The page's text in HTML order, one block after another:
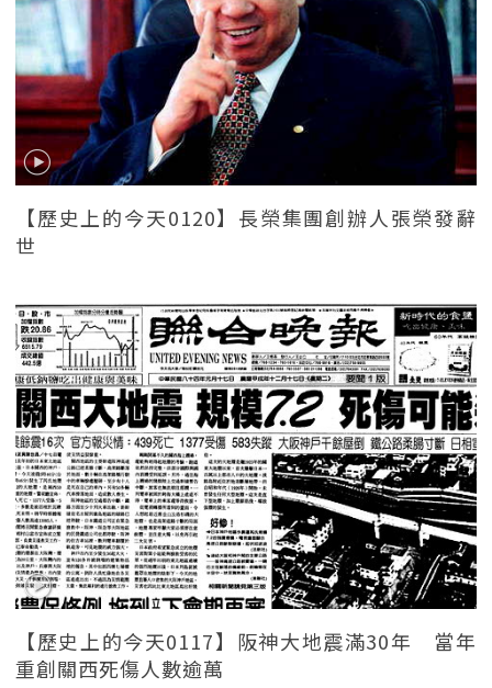
【歷史上的今天0120】長榮集團創辦人張榮發辭
世
【歷史上的今天0117】阪神大地震滿30年 當年
重創關西死傷人數逾萬